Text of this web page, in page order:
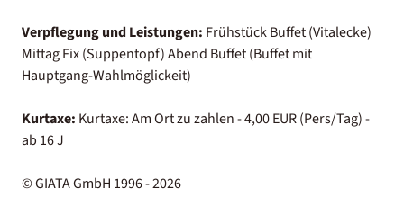
Verpflegung und Leistungen: Frühstück Buffet (Vitalecke)
Mittag Fix (Suppentopf) Abend Buffet (Buffet mit
Hauptgang-Wahlmöglickeit)
Kurtaxe: Kurtaxe: Am Ort zu zahlen - 4,00 EUR (Pers/Tag) -
ab 16 J
© GIATA GmbH 1996 - 2026